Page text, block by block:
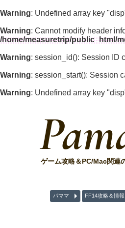
Warning: Undefined array key
Warning: Cannot modify header
/home/measuretrip/public_html/
Warning: session_id(): Session ID
Warning: session_start(): Session
Warning: Undefined array key
ゲーム攻略＆PC/Mac関連
パママ FF14攻略＆情報